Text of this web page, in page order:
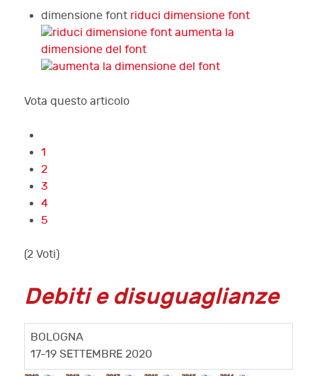
dimensione font riduci dimensione font
aumenta la
dimensione del font
Vota questo articolo
1
2
3
4
5
(2 Voti)
Debiti e disuguaglianze
BOLOGNA
17-19 SETTEMBRE 2020